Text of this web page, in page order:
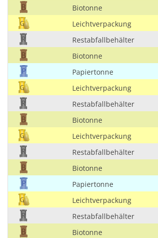
Biotonne
Leichtverpackung
Restabfallbehälter
Biotonne
Papiertonne
Leichtverpackung
Restabfallbehälter
Biotonne
Leichtverpackung
Restabfallbehälter
Biotonne
Papiertonne
Leichtverpackung
Restabfallbehälter
Biotonne